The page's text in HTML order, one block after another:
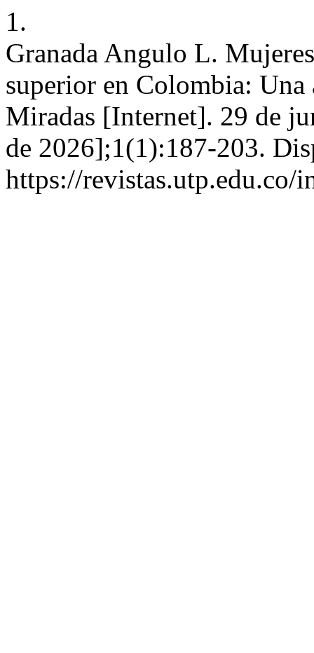
1.
Granada Angulo L.
superior en Colombia: Una
Miradas [Internet]. 29 de
de 2026];1(1):187-203.
https://revistas.utp.edu.co/